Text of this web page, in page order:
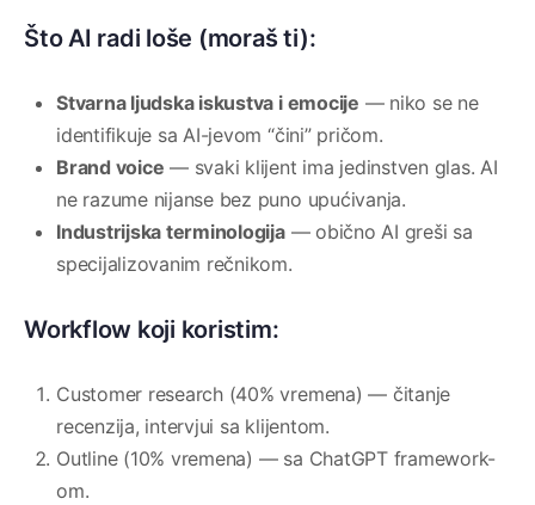
Što AI radi loše (moraš ti):
Stvarna ljudska iskustva i emocije — niko se ne
identifikuje sa AI-jevom “čini” pričom.
Brand voice — svaki klijent ima jedinstven glas. AI
ne razume nijanse bez puno upućivanja.
Industrijska terminologija— obično AI greši sa
specijalizovanim rečnikom.
Workflow koji koristim:
Customer research (40% vremena) — čitanje
recenzija, intervjui sa klijentom.
Outline (10% vremena) — sa ChatGPT framework-
om.